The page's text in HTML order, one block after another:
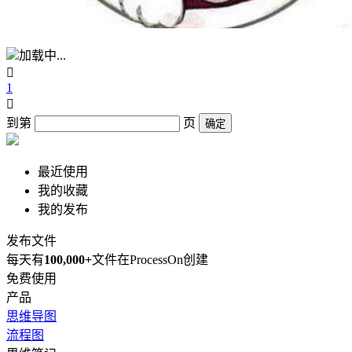
加载中...

1

到第
页 确定
最近使用
我的收藏
我的发布
发布文件
每天有100,000+文件在ProcessOn创建
免费使用
产品
思维导图
流程图